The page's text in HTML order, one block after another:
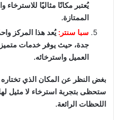
يُعتبر مكانًا مثاليًا
الممتازة.
سبا سنتر: يُعد هذا المركز
جدة، حيث يوفر خدمات
العميل واسترخائه.
بغض النظر عن المكان الذي
ستحظى بتجربة استرخاء لا مثيل
اللحظات الرائعة.